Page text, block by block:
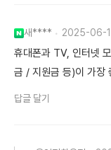
새**** 2025-06-
휴대폰과 TV, 인터넷
금 / 지원금 등)이 가장
답글 달기